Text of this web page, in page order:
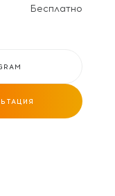
Бесплатно